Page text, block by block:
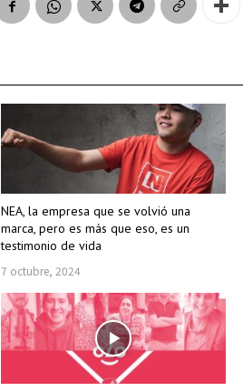
NEA, la empresa que se volvió una
marca, pero es más que eso, es un
testimonio de vida
7 octubre, 2024